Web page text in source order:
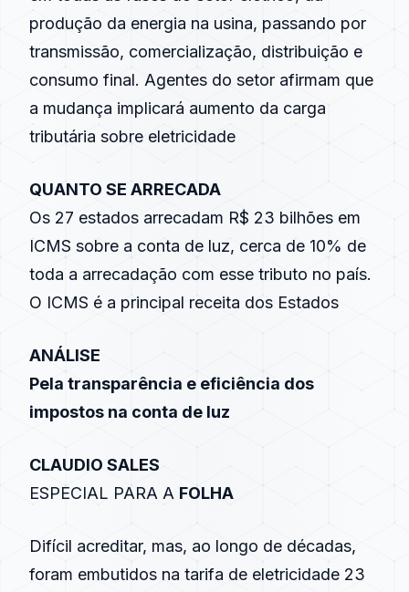
produção da energia na usina, passando por
transmissão, comercialização, distribuição e
consumo final. Agentes do setor afirmam que
a mudança implicará aumento da carga
tributária sobre eletricidade
QUANTO SE ARRECADA
Os 27 estados arrecadam R$ 23 bilhões em
ICMS sobre a conta de luz, cerca de 10% de
toda a arrecadação com esse tributo no país.
O ICMS é a principal receita dos Estados
ANÁLISE
Pela transparência e eficiência dos
impostos na conta de luz
CLAUDIO SALES
ESPECIAL PARA A FOLHA
Difícil acreditar, mas, ao longo de décadas,
foram embutidos na tarifa de eletricidade 23